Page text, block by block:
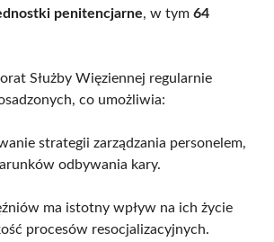
penitencjarne, w tym 64
Służby Więziennej regularnie
co umożliwia:
strategii zarządzania personelem,
odbywania kary.
ma istotny wpływ na ich życie
procesów resocjalizacyjnych.